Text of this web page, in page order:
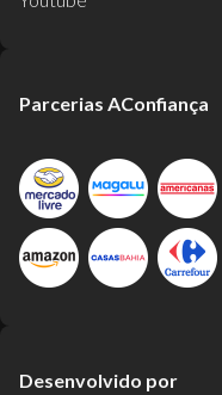
Parcerias AConfiança
Desenvolvido por